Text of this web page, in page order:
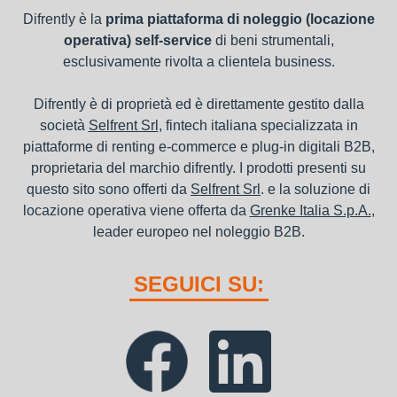
Difrently è la prima piattaforma di noleggio (locazione
operativa) self-servicedi beni strumentali,
esclusivamente rivolta a clientela business.
Difrently è di proprietà ed è direttamente gestito dalla
società Selfrent Srl , fintech italiana specializzata in
piattaforme di renting e-commerce e plug-in digitali B2B,
proprietaria del marchio difrently. I prodotti presenti su
questo sito sono offerti da Selfrent Srl . e la soluzione di
locazione operativa viene offerta da Grenke Italia S.p.A.,
leader europeo nel noleggio B2B.
SEGUICI SU: